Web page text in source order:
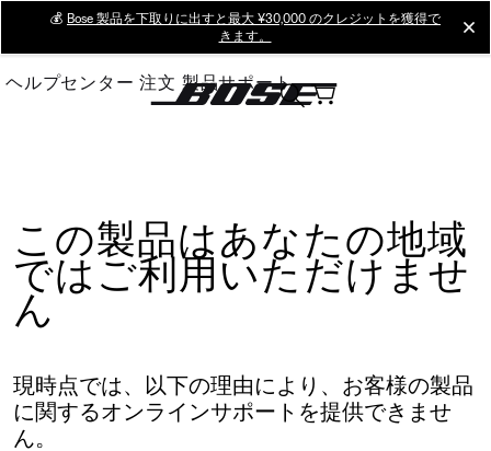
Main
💰 Bose 製品を下取りに出すと最大 ¥30,000 のクレジットを獲得で
きます。
ヘルプセンター 注文 製品サポート
この製品はあなたの地域
ではご利用いただけませ
ん
現時点では、以下の理由により、お客様の製品
に関するオンラインサポートを提供できませ
ん。